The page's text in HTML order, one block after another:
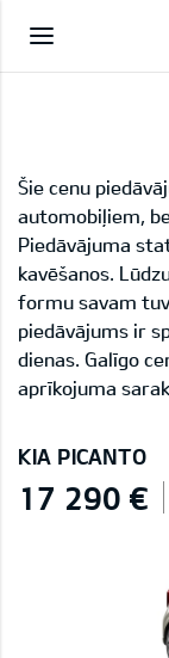
Šie cenu
automobiļiem,
Piedāvājuma
kavēšanos.
formu savam
piedāvājums ir
dienas. Galīgo
aprīkojuma
KIA PICANTO
17 290 €